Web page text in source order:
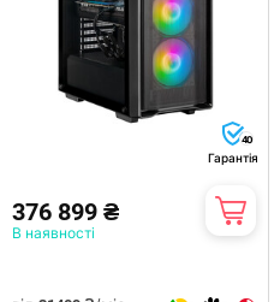
40
Гарантія
376 899 ₴
В наявності